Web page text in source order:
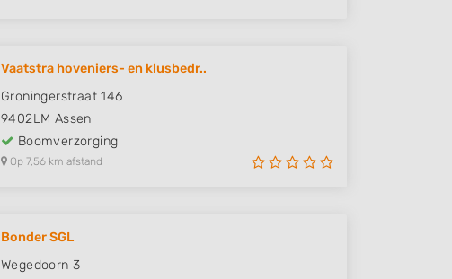
Vaatstra hoveniers- en klusbedr..
Groningerstraat 146
9402LM Assen
Boomverzorging
Op 7,56 km afstand
Bonder SGL
Wegedoorn 3